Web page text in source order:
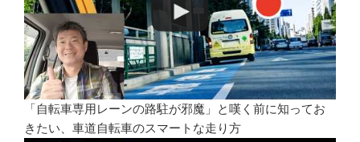
「自転車専用レーンの路駐が邪魔」と嘆く前に知ってお
きたい、車道自転車のスマートな走り方